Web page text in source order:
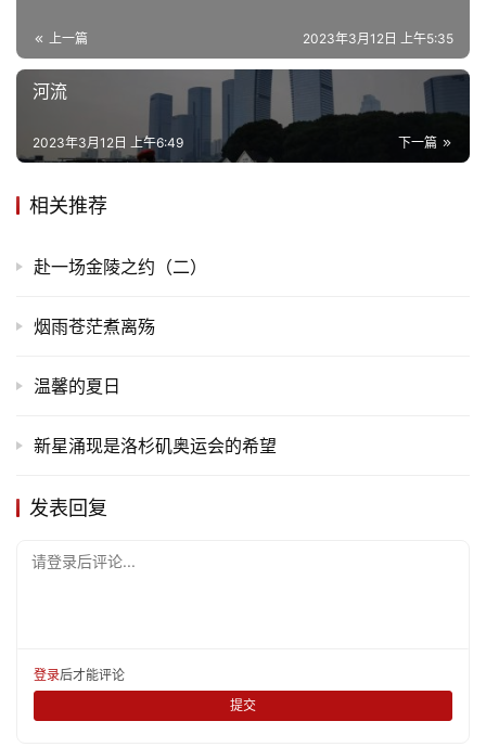
页
文
化
情
感
上一篇 2023年3月12日 上午5:35
河流
下一篇
2023年3月12日 上午6:49
相关推荐
赴一场金陵之约（二）
烟雨苍茫煮离殇
温馨的夏日
新星涌现是洛杉矶奥运会的希望
发表回复
请登录后评论...
登录后才能评论
提交